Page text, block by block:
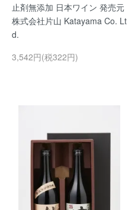
止剤無添加 日本ワイン 発売元
株式会社片山 Katayama Co. Lt
d.
3,542円(税322円)